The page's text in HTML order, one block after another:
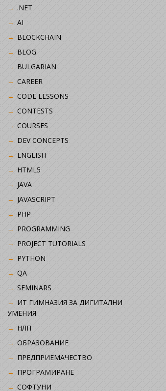
.NET
AI
BLOCKCHAIN
BLOG
BULGARIAN
CAREER
CODE LESSONS
CONTESTS
COURSES
DEV CONCEPTS
ENGLISH
HTML5
JAVA
JAVASCRIPT
PHP
PROGRAMMING
PROJECT TUTORIALS
PYTHON
QA
SEMINARS
ИТ ГИМНАЗИЯ ЗА ДИГИТАЛНИ
УМЕНИЯ
НЛП
ОБРАЗОВАНИЕ
ПРЕДПРИЕМАЧЕСТВО
ПРОГРАМИРАНЕ
СОФТУНИ